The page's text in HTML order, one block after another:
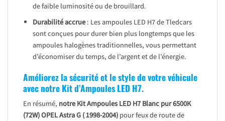
de faible luminosité ou de brouillard.
Durabilité accrue: Les ampoules LED H7 de Tledcars
sont conçues pour durer bien plus longtemps que les
ampoules halogènes traditionnelles, vous permettant
d’économiser du temps, de l’argent et de l’énergie.
Améliorez la sécurité et le style de votre véhicule
avec notre Kit d’Ampoules LED H7.
En résumé, notre Kit Ampoules LED H7 Blanc pur 6500K
(72W)OPEL Astra G ( 1998-2004) pour feux de route de